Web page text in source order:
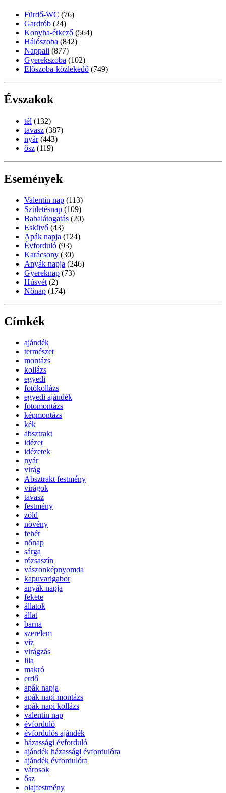
Fürdő-WC (76)
Gardrób (24)
Konyha-étkező (564)
Hálószoba (842)
Nappali (877)
Gyerekszoba (102)
Előszoba-közlekedő (749)
Évszakok
tél (132)
tavasz (387)
nyár (443)
ősz (119)
Események
Valentin nap (113)
Születésnap (109)
Babalátogatás (20)
Esküvő (43)
Apák napja (124)
Évforduló (93)
Karácsony (30)
Anyák napja (246)
Gyereknap (73)
Húsvét (2)
Nőnap (174)
Címkék
ajándék
természet
montázs
kollázs
egyedi
fotókollázs
egyedi ajándék
fotomontázs
képmontázs
kék
absztrakt
idézet
idézetek
nyár
virág
Absztrakt festmény
virágok
tavasz
festmény
zöld
növény
fehér
nőnap
sárga
rózsaszín
vászonképnyomda
kapuvarigabor
anyák napja
fekete
állatok
állat
barna
szerelem
víz
virágzás
lila
makró
erdő
apák napja
apák napi montázs
apák napi kollázs
valentin nap
évforduló
évfordulós ajándék
házassági évforduló
ajándék házassági évfordulóra
ajándék évfordulóra
városok
ősz
olajfestmény